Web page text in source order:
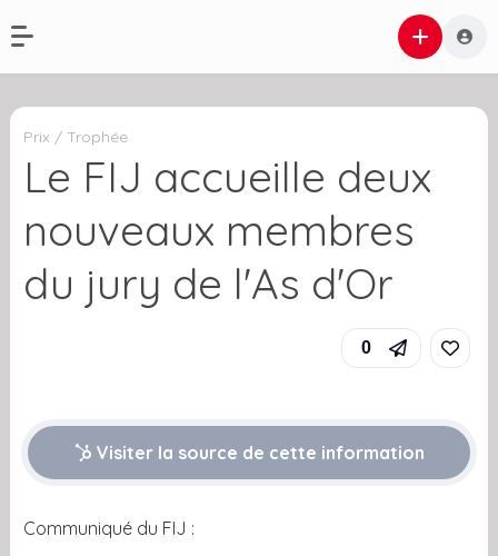
Prix / Trophée
Le FIJ accueille deux
nouveaux membres
du jury de l'As d'Or
0
Visiter la source de cette information
Communiqué du FIJ :